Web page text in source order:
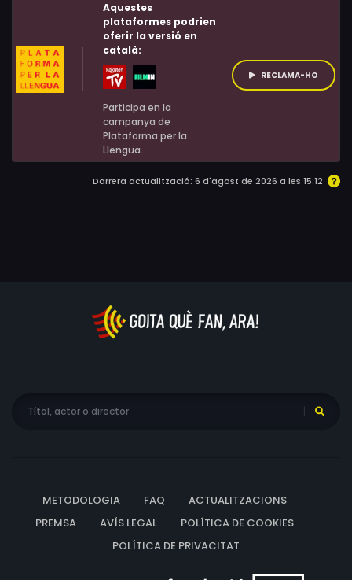
Aquestes
plataformes podrien
oferir la versió en
català:
Participa en la
campanya de
Plataforma per la
Llengua.
RECLAMA-HO
Darrera actualització: 6 d'agost de 2026 a les 15:12
METODOLOGIA FAQ
ACTUALITZACIONS
PREMSA
AVÍS LEGAL
POLÍTICA DE COOKIES
POLÍTICA DE PRIVACITAT